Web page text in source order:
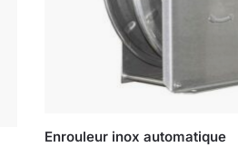
Enrouleur inox automatique